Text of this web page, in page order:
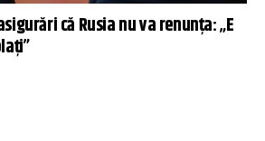
că Rusia nu va renunța: „E